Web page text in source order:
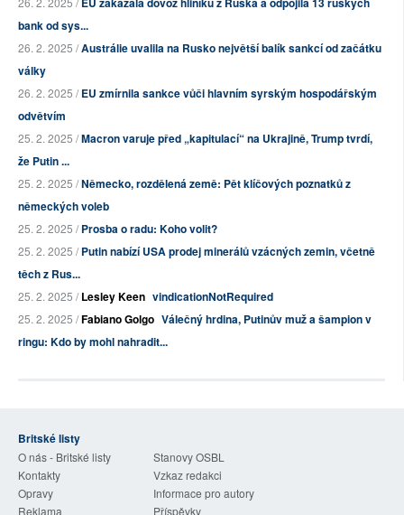
bank od sys...
26. 2. 2025 /Austrálie uvalila na Rusko největší balík sankcí od začátku
války
26. 2. 2025 /EU zmírnila sankce vůči hlavním syrským hospodářským
odvětvím
25. 2. 2025 /Macron varuje před „kapitulací“ na Ukrajině, Trump tvrdí,
že Putin ...
25. 2. 2025 /Německo, rozdělená země: Pět klíčových poznatků z
německých voleb
25. 2. 2025 /Prosba o radu: Koho volit?
25. 2. 2025 /Putin nabízí USA prodej minerálů vzácných zemin, včetně
těch z Rus...
25. 2. 2025 /Lesley Keen vindicationNotRequired
25. 2. 2025 /Fabiano Golgo Válečný hrdina, Putinův muž a šampion v
ringu: Kdo by mohl nahradit...
Britské listy
O nás - Britské listy
Stanovy OSBL
Kontakty
Vzkaz redakci
Opravy
Informace pro autory
Reklama
Příspěvky